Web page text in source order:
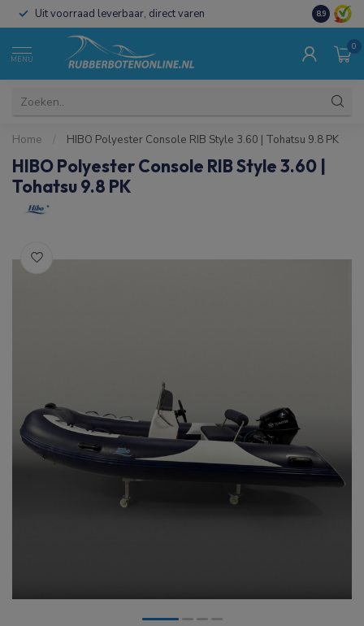
Uit voorraad leverbaar, direct varen Al 15 jaar
8.9
MENU
0
Home / HIBO Polyester Console RIB Style 3.60 | Tohatsu 9.8 PK
HIBO Polyester Console RIB Style 3.60 |
Tohatsu 9.8 PK